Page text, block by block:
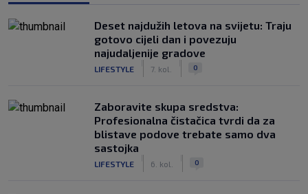
Deset najdužih letova na svijetu: Traju
gotovo cijeli dan i povezuju
najudaljenije gradove
LIFESTYLE 7. kol. 0
Zaboravite skupa sredstva:
Profesionalna čistačica tvrdi da za
blistave podove trebate samo dva
sastojka
LIFESTYLE 6. kol. 0